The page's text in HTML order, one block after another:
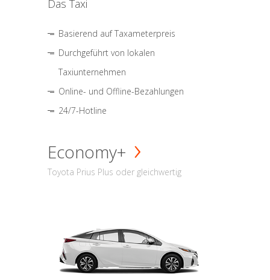
Das Taxi
Basierend auf Taxameterpreis
Durchgeführt von lokalen
Taxiunternehmen
Online- und Offline-Bezahlungen
24/7-Hotline
Economy+
Toyota Prius Plus oder gleichwertig